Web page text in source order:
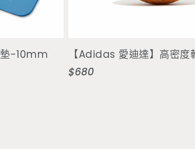
墊-10mm
加入購物車
【Adidas 愛迪達】高密度
定
$680